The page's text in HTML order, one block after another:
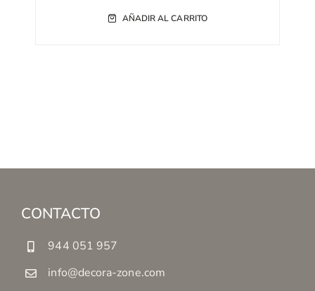
AÑADIR AL CARRITO
CONTACTO
944 051 957
info@decora-zone.com